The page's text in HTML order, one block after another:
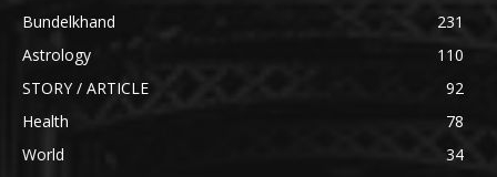
Bundelkhand
231
Astrology
110
STORY / ARTICLE
92
Health
78
World
34